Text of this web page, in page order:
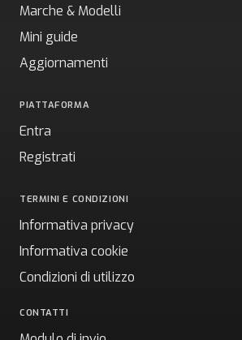
Marche & Modelli
Mini guide
Aggiornamenti
PIATTAFORMA
Entra
Registrati
TERMINI E CONDIZIONI
Informativa privacy
Informativa cookie
Condizioni di utilizzo
CONTATTI